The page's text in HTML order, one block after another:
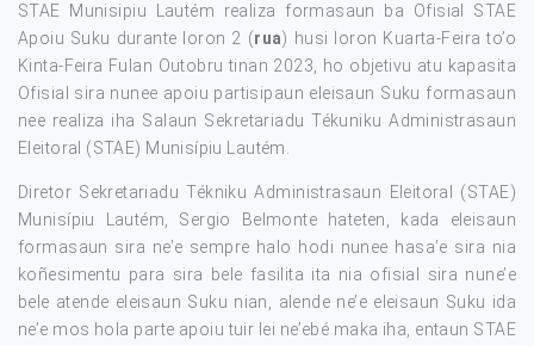
STAE Munisipiu Lautém realiza formasaun ba Ofisial STAE
Apoiu Suku durante loron 2 (rua) husi loron Kuarta-Feira to’o
Kinta-Feira Fulan Outobru tinan 2023, ho objetivu atu kapasita
Ofisial sira nunee apoiu partisipaun eleisaun Suku formasaun
nee realiza iha Salaun Sekretariadu Tékuniku Administrasaun
Eleitoral (STAE) Munisípiu Lautém.
Diretor Sekretariadu Tékniku Administrasaun Eleitoral (STAE)
Munisípiu Lautém, Sergio Belmonte hateten, kada eleisaun
formasaun sira ne’e sempre halo hodi nunee hasa’e sira nia
koñesimentu para sira bele fasilita ita nia ofisial sira nune’e
bele atende eleisaun Suku nian, alende ne’e eleisaun Suku ida
ne’e mos hola parte apoiu tuir lei ne’ebé maka iha, entaun STAE